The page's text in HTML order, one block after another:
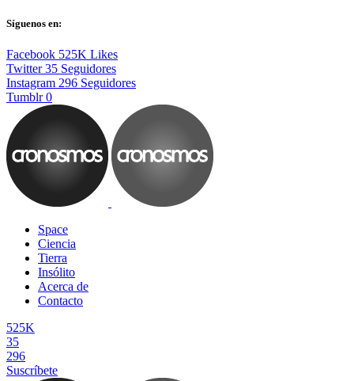
Síguenos en:
Facebook 525K Likes
Twitter 35 Seguidores
Instagram 296 Seguidores
Tumblr 0
Space
Ciencia
Tierra
Insólito
Acerca de
Contacto
525K
35
296
Suscríbete